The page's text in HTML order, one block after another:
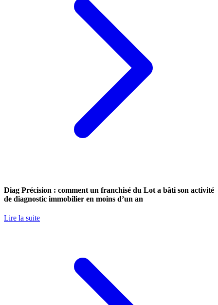
Diag Précision : comment un franchisé du Lot a bâti son activité
de diagnostic immobilier en moins d’un an
Lire la suite